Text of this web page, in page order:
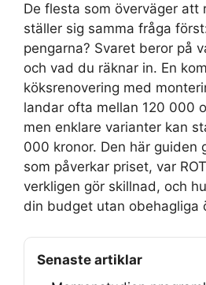
De flesta som överväger att
ställer sig samma fråga
pengarna? Svaret beror på
och vad du räknar in. En
köksrenovering med
landar ofta mellan 120 000
men enklare varianter kan
000 kronor. Den här guiden
som påverkar priset, var
verkligen gör skillnad, och
din budget utan obehagliga
Senaste artiklar